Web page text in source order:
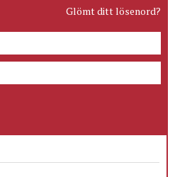
Glömt ditt lösenord?